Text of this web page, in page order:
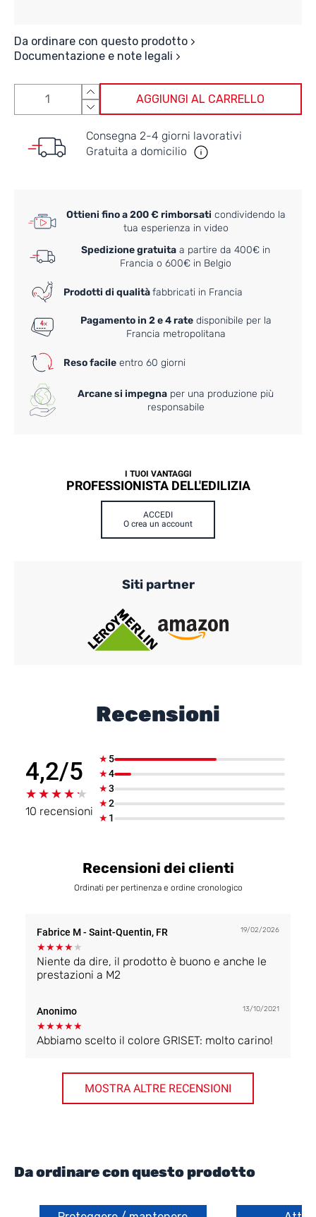
Da ordinare con questo prodotto
Documentazione e note legali
AGGIUNGI AL CARRELLO
Consegna 2-4 giorni lavorativi
Gratuita a domicilio
Ottieni fino a 200 € rimborsati condividendo la
tua esperienza in video
Spedizione gratuita a partire da 400€ in
Francia o 600€ in Belgio
Prodotti di qualitàfabbricati in Francia
Pagamento in 2 e 4 ratedisponibile per la
Francia metropolitana
Reso facile entro 60 giorni
Arcane si impegna per una produzione più
responsabile
I TUOI VANTAGGI
PROFESSIONISTA DELL'EDILIZIA
ACCEDI
O crea un account
Siti partner
Recensioni
4,2/5
★★★★★
★★★★★
10 recensioni
★5
★4
★3
★2
★1
Recensioni dei clienti
Ordinati per pertinenza e ordine cronologico
Fabrice M- Saint-Quentin, FR 19/02/2026
★★★★★
Niente da dire, il prodotto è buono e anche le
prestazioni a M2
Anonimo 13/10/2021
★★★★★
Abbiamo scelto il colore GRISET: molto carino!
MOSTRA ALTRE RECENSIONI
Da ordinare con questo prodotto